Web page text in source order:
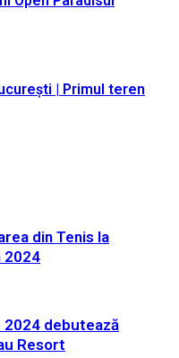
| Primul teren
din Tenis la
2024
2024 debutează
Resort